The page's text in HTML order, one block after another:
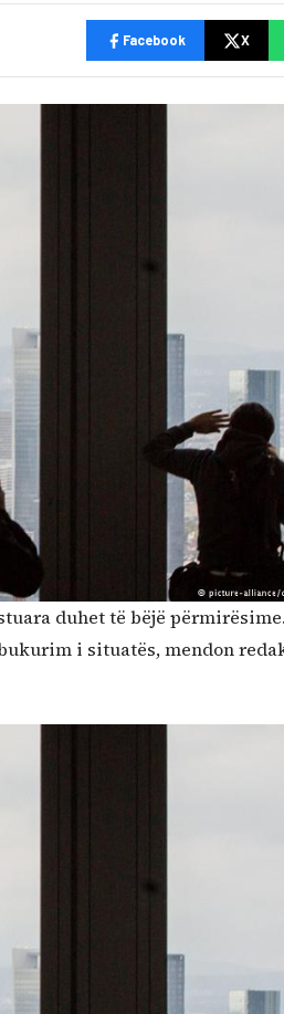
Facebook X
duhet të bëjë
i situatës, mendon